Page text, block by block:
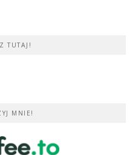
TUTAJ!
MNIE!